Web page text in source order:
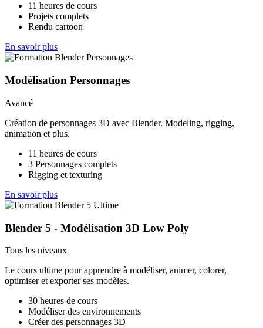
11 heures de cours
Projets complets
Rendu cartoon
En savoir plus
Modélisation Personnages
Avancé
Création de personnages 3D avec Blender. Modeling, rigging,
animation et plus.
11 heures de cours
3 Personnages complets
Rigging et texturing
En savoir plus
Blender 5 - Modélisation 3D Low Poly
Tous les niveaux
Le cours ultime pour apprendre à modéliser, animer, colorer,
optimiser et exporter ses modèles.
30 heures de cours
Modéliser des environnements
Créer des personnages 3D